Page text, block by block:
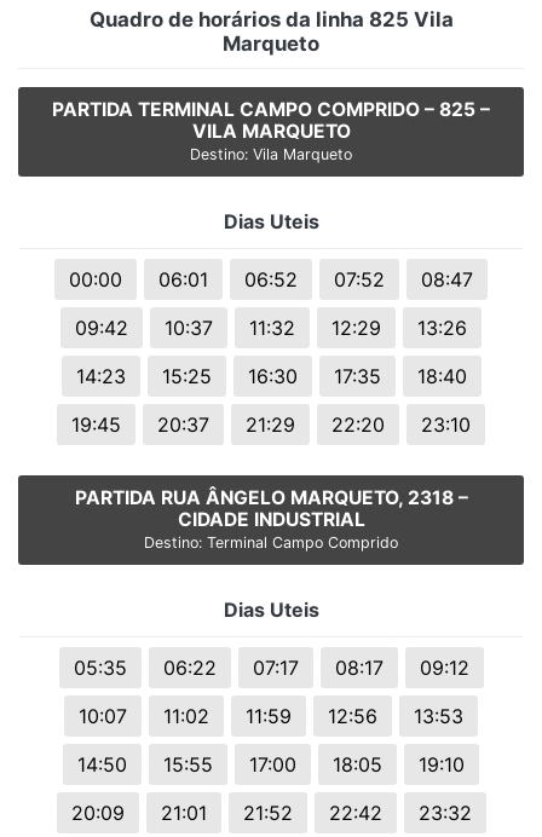
Quadro de horários da linha 825 Vila
Marqueto
PARTIDA TERMINAL CAMPO COMPRIDO – 825 –
VILA MARQUETO
Destino: Vila Marqueto
Dias Uteis
00:00 06:01 06:52 07:52
08:47
09:42
10:37 11:32 12:29
13:26
14:23
15:25 16:30 17:35
18:40
19:45
20:37 21:29 22:20 23:10
PARTIDA RUA ÂNGELO MARQUETO, 2318 –
CIDADE INDUSTRIAL
Destino: Terminal Campo Comprido
Dias Uteis
05:35 06:22 07:17 08:17
09:12
10:07
11:02 11:59 12:56
13:53
14:50
15:55 17:00 18:05
19:10
20:09
21:01 21:52 22:42 23:32